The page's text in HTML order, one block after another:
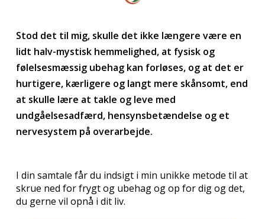
Stod det til mig, skulle det ikke længere være en
lidt halv-mystisk hemmelighed, at fysisk og
følelsesmæssig ubehag kan forløses, og at det er
hurtigere, kærligere og langt mere skånsomt, end
at skulle lære at takle og leve med
undgåelsesadfærd, hensynsbetændelse og et
nervesystem på overarbejde.
I din samtale får du indsigt i min unikke metode til at
skrue ned for frygt og ubehag og op for dig og det,
du gerne vil opnå i dit liv.